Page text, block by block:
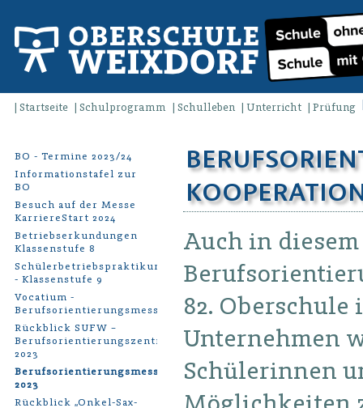
Startseite Schulprogramm Schulleben Unterricht Prüfung
Auch in
82.
Unternehmen
Schülerinnen
BO - Termine 2023/24
Informationstafel zur
BO
Besuch auf der Messe
KarriereStart 2024
Betriebserkundungen
Klassenstufe 8
Schülerbetriebspraktikum
- Klassenstufe 9
Vocatium -
Berufsorientierungsmesse
Rückblick SUFW –
Berufsorientierungszentrum
2023
Berufsorientierungsmesse
2023
Rückblick „Onkel-Sax-